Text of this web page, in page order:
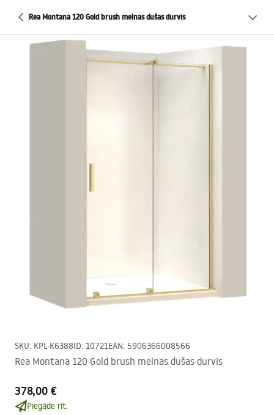
Rea Montana 120 Gold brush melnas dušas durvis
SKU: KPL-K6388ID: 10721EAN: 5906366008566
Rea Montana 120 Gold brush melnas dušas durvis
378,00 €
Piegāde rīt.